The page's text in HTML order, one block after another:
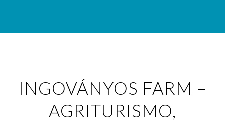
INGOVÁNYOS FARM –
AGRITURISMO,